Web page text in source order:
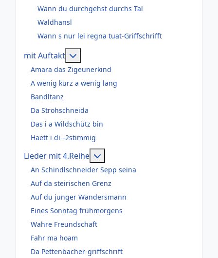
Wann du durchgehst durchs Tal
Waldhansl
Wann s nur lei regna tuat-Griffschrifft
mit Auftakt
Amara das Zigeunerkind
A wenig kurz a wenig lang
Bandltanz
Da Strohschneida
Das i a Wildschütz bin
Haett i di--2stimmig
Lieder mit 4.Reihe
An Schindlschneider Sepp seina
Auf da steirischen Grenz
Auf du junger Wandersmann
Eines Sonntag frühmorgens
Wahre Freundschaft
Fahr ma hoam
Da Pettenbacher-griffschrift